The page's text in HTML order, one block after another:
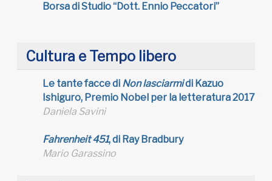
Borsa di Studio “Dott. Ennio Peccatori”
Cultura e Tempo libero
Le tante facce di Non lasciarmidi Kazuo
Ishiguro, Premio Nobel per la letteratura 2017
Daniela Savini
Fahrenheit 451, di Ray Bradbury
Mario Garassino